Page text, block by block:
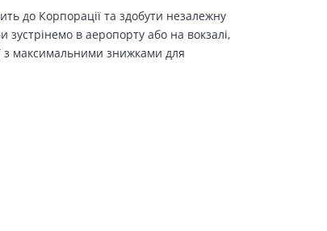
до Корпорації та здобути незалежну
зустрінемо в аеропорту або на вокзалі,
з максимальними знижками для